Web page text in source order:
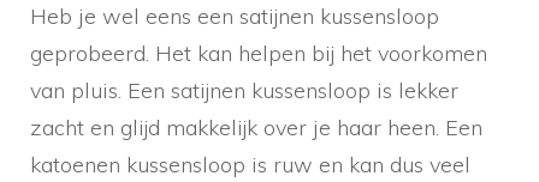
Heb je wel eens een satijnen kussensloop
geprobeerd. Het kan helpen bij het voorkomen
van pluis. Een satijnen kussensloop is lekker
zacht en glijd makkelijk over je haar heen. Een
katoenen kussensloop is ruw en kan dus veel